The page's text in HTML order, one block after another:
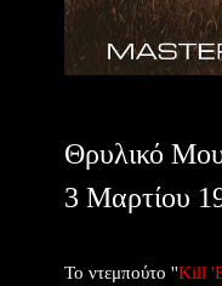
Θρυλικό
3 Μαρτίου
Το ντεμπούτο ''Kill